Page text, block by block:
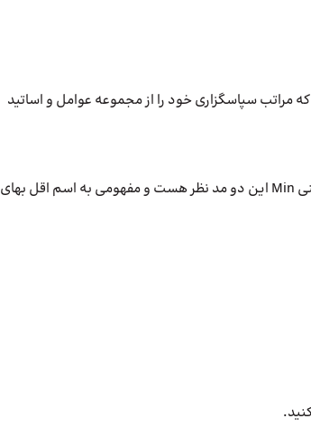
مراتب سپاسگزاری خود را از مجموعه عوامل و اساتید
در استاندارد احتمالا اقل ( بهای تمام شده و خالص ارزش فروش) یعنی Min این دو مد نظر هست و مفهومی به اسم اقل بهای